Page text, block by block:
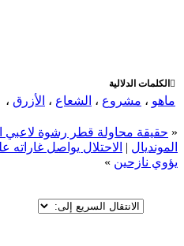
الكلمات الدلالية
ماهو ، مشروع ، الشعاع ، الأزرق ،
« حقيقة محاولة قطر رشوة لاعبي
المونديال |
يؤوي نازحين »